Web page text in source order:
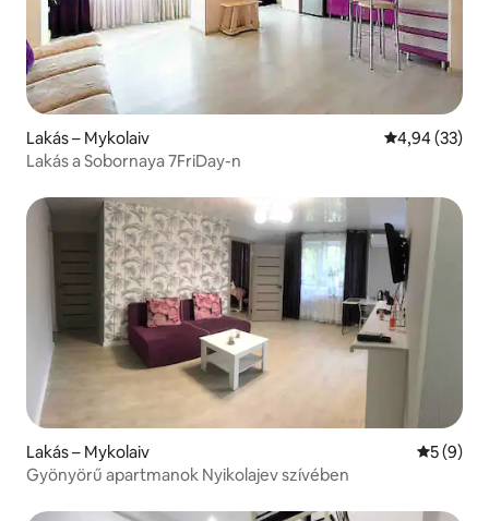
Lakás – Mykolaiv Átlagos
4,94 (33)
Lakás a Sobornaya 7FriDay-n
Lakás – Mykolaiv Átlagos
5 (9)
Gyönyörű apartmanok Nyikolajev szívében